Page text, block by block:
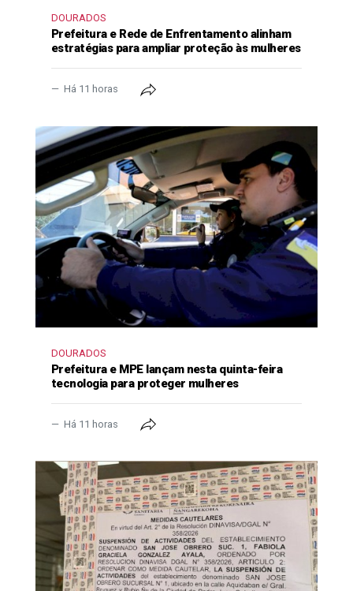
DOURADOS
Prefeitura e Rede de Enfrentamento alinham
estratégias para ampliar proteção às mulheres
Há 11 horas
DOURADOS
Prefeitura e MPE lançam nesta quinta-feira
tecnologia para proteger mulheres
Há 11 horas